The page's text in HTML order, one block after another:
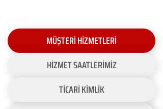
MÜŞTERİ HİZMETLERİ
HİZMET SAATLERİMİZ
TİCARİ KİMLİK